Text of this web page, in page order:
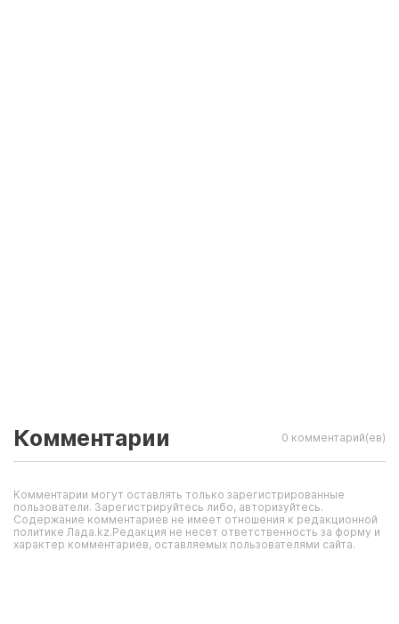
Комментарии 0 комментарий(ев)
Комментарии могут оставлять только зарегистрированные
пользователи. Зарегистрируйтесь либо, авторизуйтесь.
Содержание комментариев не имеет отношения к редакционной
политике Лада.kz.Редакция не несет ответственность за форму и
характер комментариев, оставляемых пользователями сайта.